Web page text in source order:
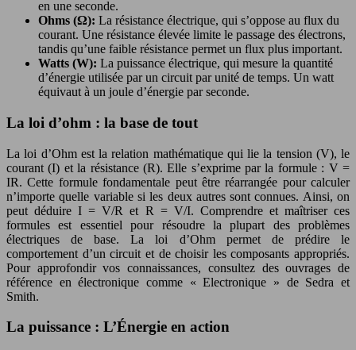
en une seconde.
Ohms (Ω): La résistance électrique, qui s’oppose au flux du
courant. Une résistance élevée limite le passage des électrons,
tandis qu’une faible résistance permet un flux plus important.
Watts (W): La puissance électrique, qui mesure la quantité
d’énergie utilisée par un circuit par unité de temps. Un watt
équivaut à un joule d’énergie par seconde.
La loi d’ohm : la base de tout
La loi d’Ohm est la relation mathématique qui lie la tension (V), le
courant (I) et la résistance (R). Elle s’exprime par la formule : V =
IR. Cette formule fondamentale peut être réarrangée pour calculer
n’importe quelle variable si les deux autres sont connues. Ainsi, on
peut déduire I = V/R et R = V/I. Comprendre et maîtriser ces
formules est essentiel pour résoudre la plupart des problèmes
électriques de base. La loi d’Ohm permet de prédire le
comportement d’un circuit et de choisir les composants appropriés.
Pour approfondir vos connaissances, consultez des ouvrages de
référence en électronique comme « Electronique » de Sedra et
Smith.
La puissance : L’Énergie en action